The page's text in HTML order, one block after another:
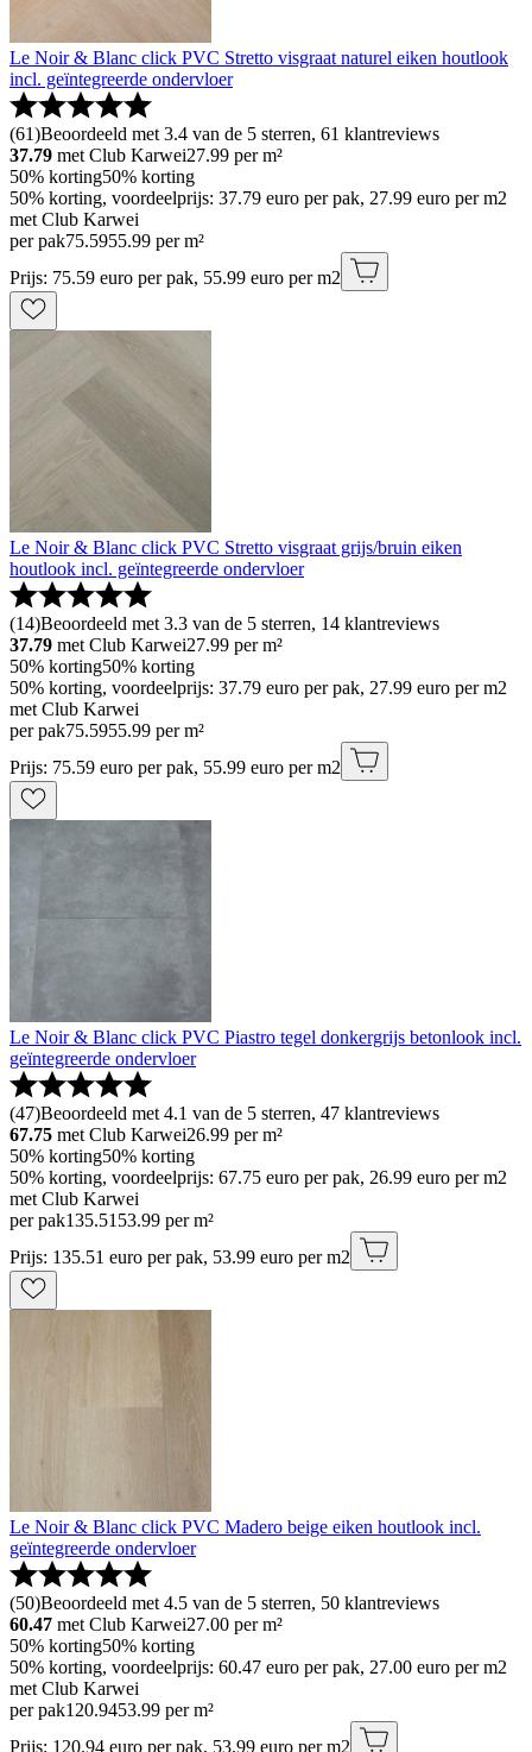
Le Noir & Blanc click PVC Stretto visgraat naturel eiken houtlook
incl. geïntegreerde ondervloer
(61)Beoordeeld met 3.4 van de 5 sterren, 61 klantreviews
37.79 met Club Karwei27.99 per m²
50% korting50% korting
50% korting, voordeelprijs: 37.79 euro per pak, 27.99 euro per m2
met Club Karwei
per pak75.5955.99 per m²
Prijs: 75.59 euro per pak, 55.99 euro per m2
Le Noir & Blanc click PVC Stretto visgraat grijs/bruin eiken
houtlook incl. geïntegreerde ondervloer
(14)Beoordeeld met 3.3 van de 5 sterren, 14 klantreviews
37.79 met Club Karwei27.99 per m²
50% korting50% korting
50% korting, voordeelprijs: 37.79 euro per pak, 27.99 euro per m2
met Club Karwei
per pak75.5955.99 per m²
Prijs: 75.59 euro per pak, 55.99 euro per m2
Le Noir & Blanc click PVC Piastro tegel donkergrijs betonlook incl.
geïntegreerde ondervloer
(47)Beoordeeld met 4.1 van de 5 sterren, 47 klantreviews
67.75 met Club Karwei26.99 per m²
50% korting50% korting
50% korting, voordeelprijs: 67.75 euro per pak, 26.99 euro per m2
met Club Karwei
per pak135.51 53.99 per m²
Prijs: 135.51 euro per pak, 53.99 euro per m2
Le Noir & Blanc click PVC Madero beige eiken houtlook incl.
geïntegreerde ondervloer
(50)Beoordeeld met 4.5 van de 5 sterren, 50 klantreviews
60.47 met Club Karwei27.00 per m²
50% korting50% korting
50% korting, voordeelprijs: 60.47 euro per pak, 27.00 euro per m2
met Club Karwei
per pak120.9453.99 per m²
Prijs: 120.94 euro per pak, 53.99 euro per m2